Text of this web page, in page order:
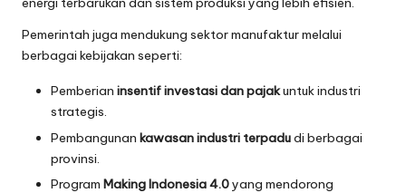
Pemerintah juga mendukung sektor manufaktur melalui
berbagai kebijakan seperti:
Pemberian insentif investasi dan pajakuntuk industri
strategis.
Pembangunan kawasan industri terpadudi berbagai
provinsi.
Program Making Indonesia 4.0yang mendorong